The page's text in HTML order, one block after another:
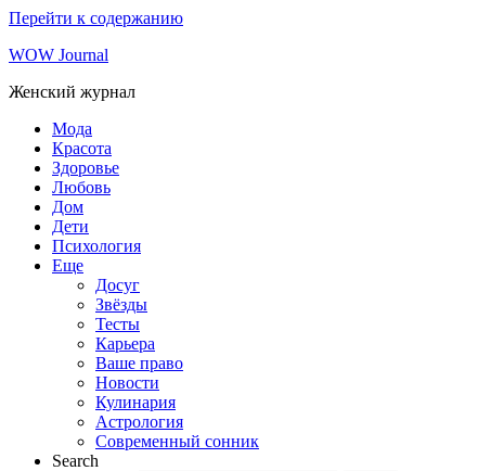
Перейти к содержанию
WOW Journal
Женский журнал
Мода
Красота
Здоровье
Любовь
Дом
Дети
Психология
Еще
Досуг
Звёзды
Тесты
Карьера
Ваше право
Новости
Кулинария
Астрология
Современный сонник
Search